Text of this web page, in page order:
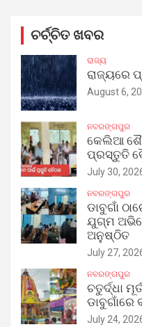
ଚର୍ଚ୍ଚିତ ଖବର
ରାଜ୍ୟ
ରାଜ୍ୟରେ
August 6,
ନବରଙ୍ଗପୁର
କେଲିଆ
ପ୍ରସ୍ତୁତି
July 30,
ନବରଙ୍ଗପୁର
ଡାବୁଗାଁ
ଯୁଗ୍ମ
ଅନୁଷ୍ଠିତ
July 27,
ନବରଙ୍ଗପୁର
ଚତୁର୍ଦ୍ଧା
ଡାବୁଗାଁରେ
July 24,